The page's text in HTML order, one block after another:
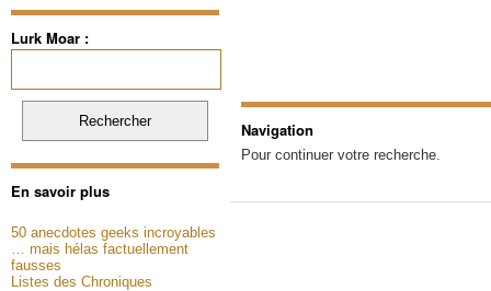
Lurk Moar :
En savoir plus
50 anecdotes geeks incroyables
… mais hélas factuellement
fausses
Listes des Chroniques
Navigation
Pour continuer votre recherche.